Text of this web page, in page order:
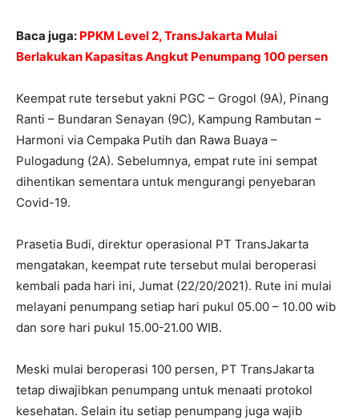
Baca juga: PPKM Level 2, TransJakarta Mulai
Berlakukan Kapasitas Angkut Penumpang 100 persen
Keempat rute tersebut yakni PGC – Grogol (9A), Pinang
Ranti – Bundaran Senayan (9C), Kampung Rambutan –
Harmoni via Cempaka Putih dan Rawa Buaya –
Pulogadung (2A). Sebelumnya, empat rute ini sempat
dihentikan sementara untuk mengurangi penyebaran
Covid-19.
Prasetia Budi, direktur operasional PT TransJakarta
mengatakan, keempat rute tersebut mulai beroperasi
kembali pada hari ini, Jumat (22/20/2021). Rute ini mulai
melayani penumpang setiap hari pukul 05.00 – 10.00 wib
dan sore hari pukul 15.00-21.00 WIB.
Meski mulai beroperasi 100 persen, PT TransJakarta
tetap diwajibkan penumpang untuk menaati protokol
kesehatan. Selain itu setiap penumpang juga wajib